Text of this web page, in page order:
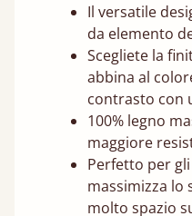
Il versatile
da elemento
Scegliete la
abbina al
contrasto con
100% legno
maggiore
Perfetto per
massimizza lo
molto spazio